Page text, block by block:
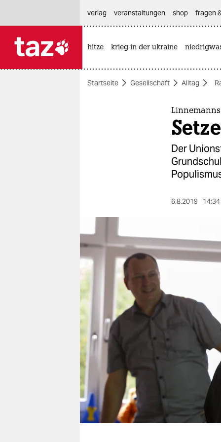
themen
berlin
nord
wahrheit
verlag
veranstaltungen
shop
fragen & hilfe
unterstützen
abo
genossenschaft
verlag
veranstaltungen shop fragen
hitze krieg in der ukraine
Startseite Gesellschaft Alltag
Der
6.8.2019